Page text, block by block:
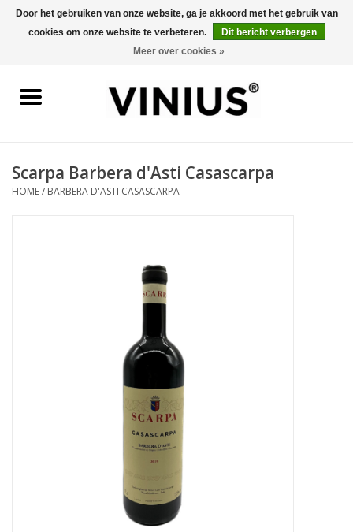
0 Artikelen - €0,00
Wijn per kleur/soort
Scarpa Barbera d'Asti Casascarpa
HOME/ BARBERA D'ASTI CASASCARPA
Door het gebruiken van onze website, ga je akkoord met het gebruik van
cookies om onze website te verbeteren.
Dit bericht verbergen
Meer over cookies »